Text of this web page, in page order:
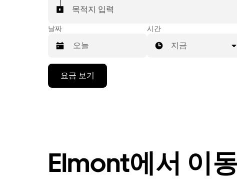
목적지 입력
날짜
면
아
시간
지금
요금 보기
Elmont에서 이